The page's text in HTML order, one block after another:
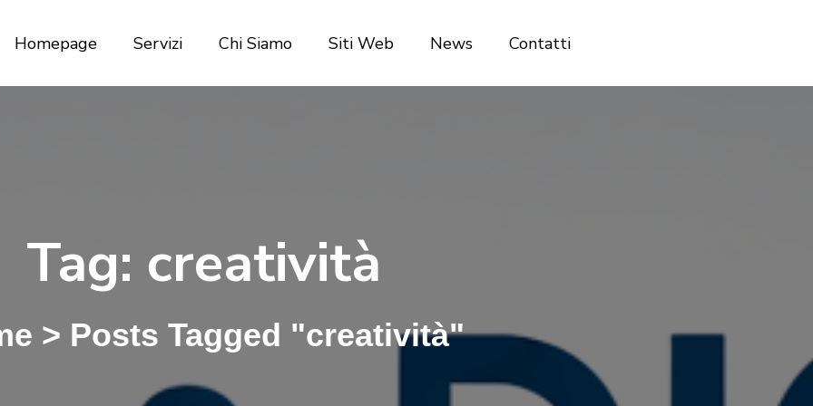
Homepage Servizi Chi Siamo Siti Web News Contatti
Tag: creatività
> Posts Tagged "creatività"